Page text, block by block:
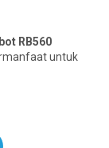
RB560
untuk